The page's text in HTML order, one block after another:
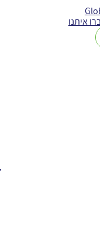
איתנו